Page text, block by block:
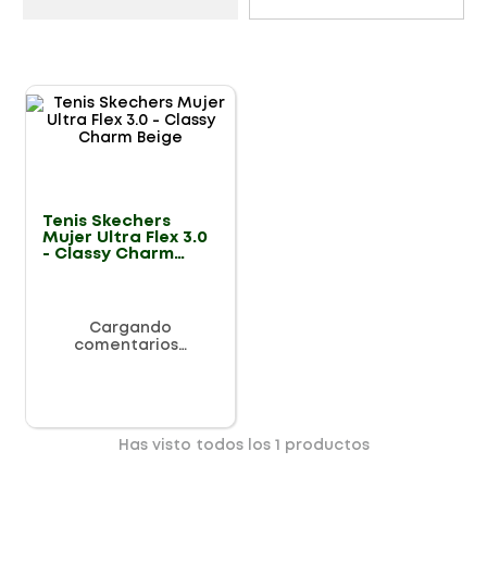
Tenis Skechers
Mujer Ultra Flex 3.0
- Classy Charm
Cargando
comentarios…
Has visto todos los productos